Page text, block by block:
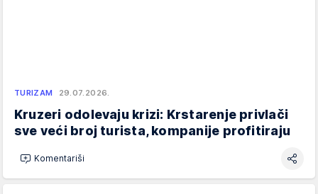
TURIZAM 29.07.2026.
Kruzeri odolevaju krizi: Krstarenje privlači
sve veći broj turista, kompanije profitiraju
Komentariši